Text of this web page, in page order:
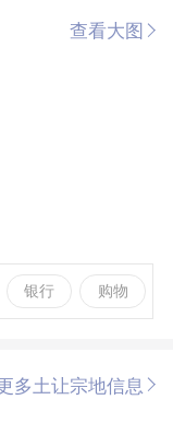
查看大图
银行 购物
多土让宗地信息